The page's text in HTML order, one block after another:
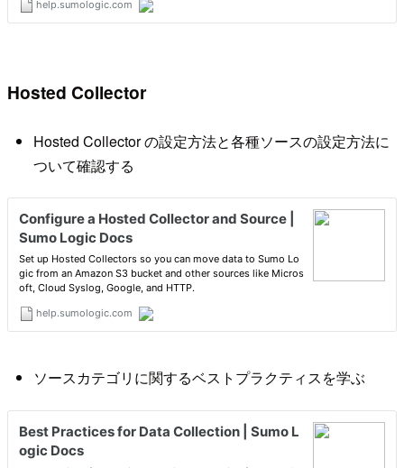
Hosted Collector
Hosted Collector の設定方法と各種ソースの設定方法に
ついて確認する
ソースカテゴリに関するベストプラクティスを学ぶ